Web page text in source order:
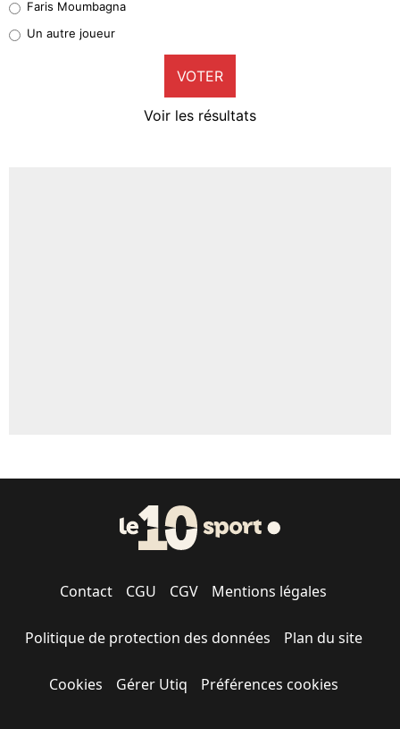
9%
Faris Moumbagna
Un autre joueur
VOTER
Voir les résultats
Contact CGU CGV Mentions légales
Politique de protection des données Plan du site
Cookies Gérer Utiq Préférences cookies